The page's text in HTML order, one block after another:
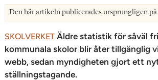
Den här artikeln publicerades ursprungligen på
SKOLVERKET Äldre statistik för såväl
kommunala skolor blir åter tillgänglig
webb, sedan myndigheten gjort ett
ställningstagande.